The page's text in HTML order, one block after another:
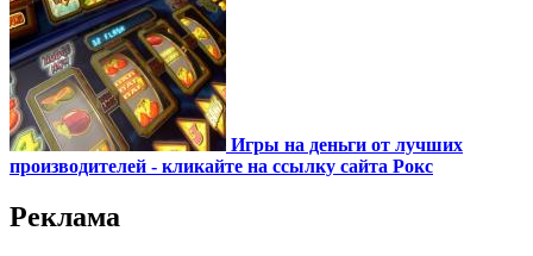
Игры на деньги от лучших
производителей - кликайте на ссылку сайта Рокс
Реклама